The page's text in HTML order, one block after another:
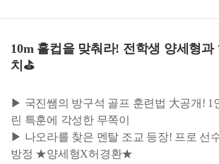
10m 홀컵을 맞춰라! 전학생 양세형과
치⛳
▶ 국진쌤의 방구석 골프 훈련법 大공개! 1
린 특훈에 각성한 무쪽이
▶ 나오라를 찾은 멘탈 조교 등장! 프로 선
방정 ★양세형X허경환★